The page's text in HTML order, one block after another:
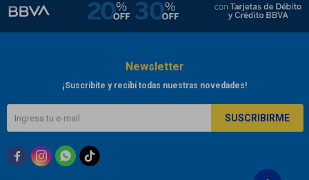
Newsletter
¡Suscribite y recibí todas nuestras novedades!
SUSCRIBIRME
  